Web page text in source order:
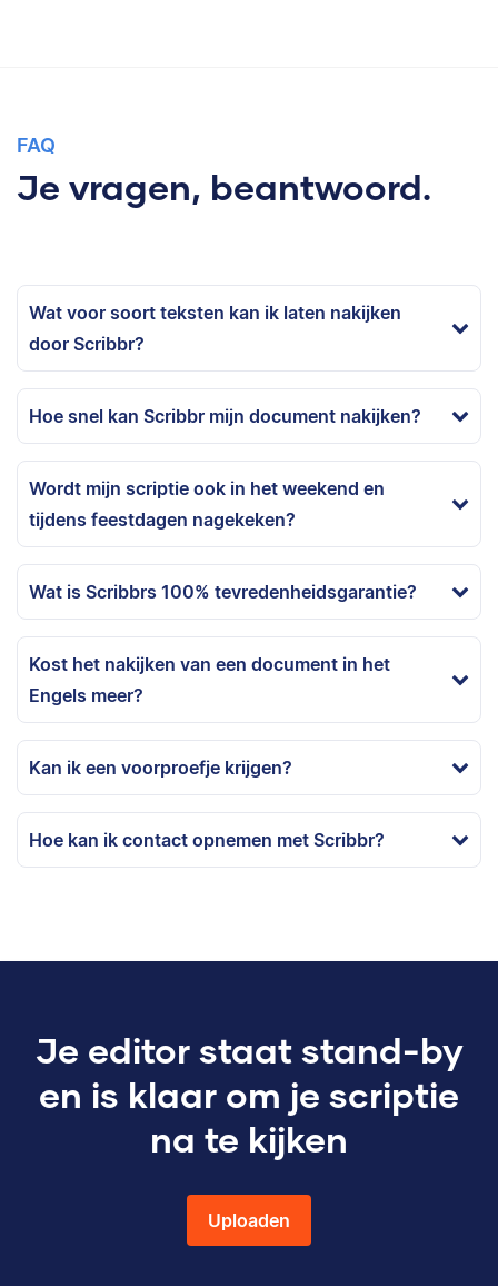
FAQ
Je vragen, beantwoord.
Wat voor soort teksten kan ik laten nakijken
door Scribbr?
Hoe snel kan Scribbr mijn document nakijken?
Wordt mijn scriptie ook in het weekend en
tijdens feestdagen nagekeken?
Wat is Scribbrs 100% tevredenheidsgarantie?
Kost het nakijken van een document in het
Engels meer?
Kan ik een voorproefje krijgen?
Hoe kan ik contact opnemen met Scribbr?
Je editor staat stand-by
en is klaar om je scriptie
na te kijken
Uploaden